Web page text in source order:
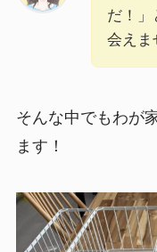
だ！」
会え
そんな中でもわが
ます！